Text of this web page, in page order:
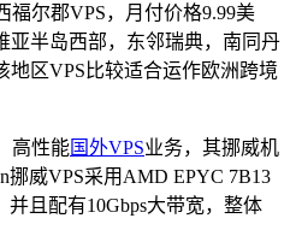
福尔郡VPS，月付价格9.99美
亚半岛西部，东邻瑞典，南同丹
区VPS比较适合运作欧洲跨境
高性能国外VPS业务，其挪威机
挪威VPS采用AMD EPYC 7B13
并且配有10Gbps大带宽，整体